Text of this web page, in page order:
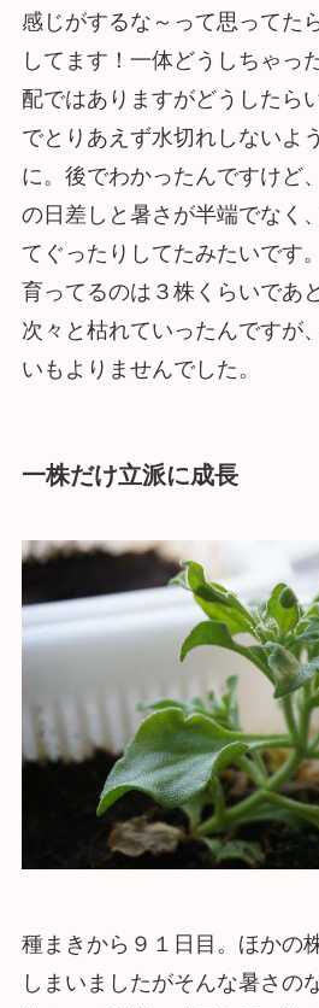
感じがするな～って思ってた
してます！一体どうしちゃっ
配ではありますがどうしたら
でとりあえず水切れしないよ
に。後でわかったんですけど
の日差しと暑さが半端でなく
てぐったりしてたみたいです
育ってるのは３株くらいであ
次々と枯れていったんですが
いもよりませんでした。
一株だけ立派に成長
種まきから９１日目。ほかの
しまいましたがそんな暑さの